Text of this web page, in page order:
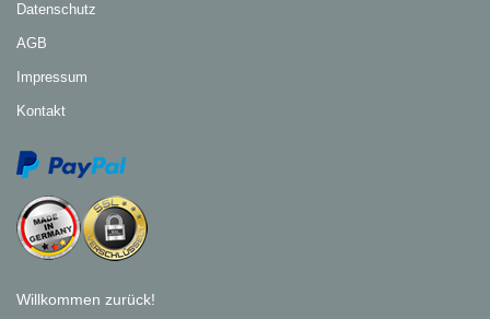
Datenschutz
AGB
Impressum
Kontakt
Willkommen zurück!